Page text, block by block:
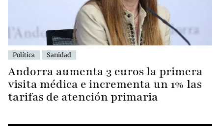
Política Sanidad
Andorra aumenta 3 euros la primera
visita médica e incrementa un 1% las
tarifas de atención primaria